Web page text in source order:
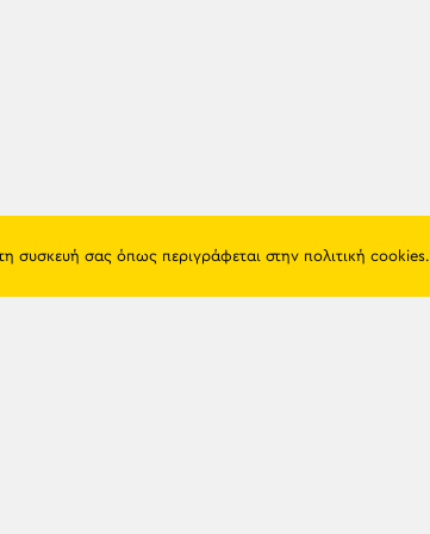
συσκευή σας όπως περιγράφεται στην πολιτική cookies.